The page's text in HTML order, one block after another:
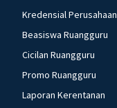
Kredensial Perusahaan
Beasiswa Ruangguru
Cicilan Ruangguru
Promo Ruangguru
Laporan Kerentanan